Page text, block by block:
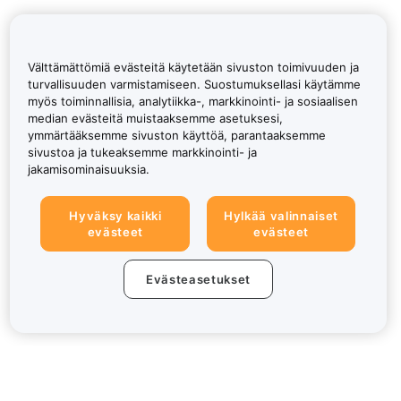
Välttämättömiä evästeitä käytetään sivuston toimivuuden ja
turvallisuuden varmistamiseen. Suostumuksellasi käytämme
myös toiminnallisia, analytiikka-, markkinointi- ja sosiaalisen
median evästeitä muistaaksemme asetuksesi,
ymmärtääksemme sivuston käyttöä, parantaaksemme
sivustoa ja tukeaksemme markkinointi- ja
jakamisominaisuuksia.
Hyväksy kaikki
evästeet
Hylkää valinnaiset
evästeet
Evästeasetukset